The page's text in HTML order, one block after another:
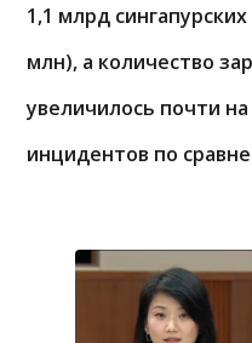
1,1 млрд
млн), а количество
увеличилось почти на
инцидентов по